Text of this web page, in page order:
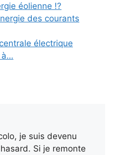
éolienne !?
des courants
électrique
à…
je suis devenu
Si je remonte